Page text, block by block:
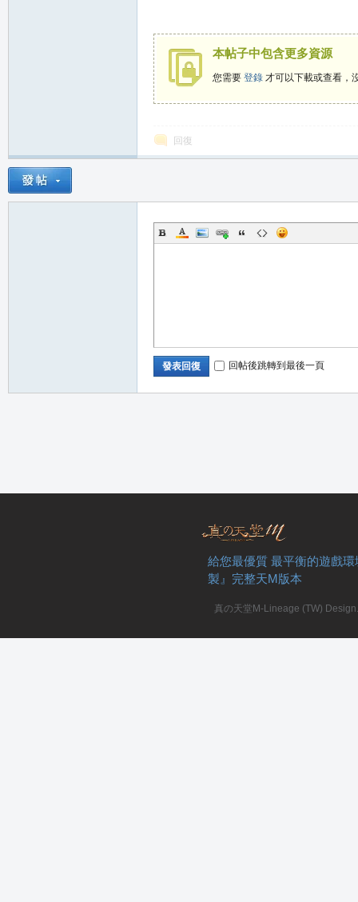
全
私
本帖子中包含更多資源
您需要 登錄 才可以下載或查看，
回復
發表回復 回帖後跳轉到最後一頁
給您最優質 最平衡的遊戲
製』完整天M版本
真の天堂M-Lineage (TW)